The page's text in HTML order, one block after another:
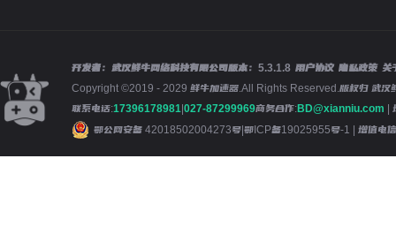
开发者：武汉鲜牛网络科技有限公司版本： 5.3.1.8 用户协议 隐私政策 关
Copyright ©2019 - 2029 鲜牛加速器.All Rights Reserved.版权归 武汉
联系电话:17396178981 027-87299969商务合作:BD@xianniu.com |
鄂公网安备 42018502004273号 鄂ICP备19025955号-1 | 增值电